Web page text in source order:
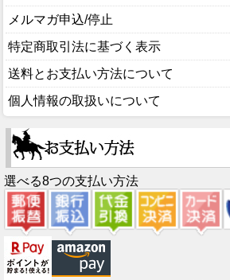
メルマガ申込/停止
特定商取引法に基づく表示
送料とお支払い方法について
個人情報の取扱いについて
選べる8つの支払い方法